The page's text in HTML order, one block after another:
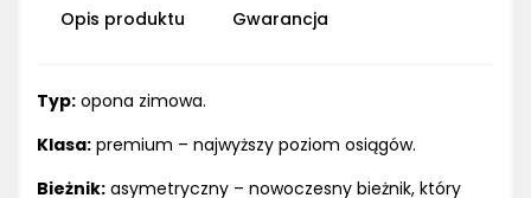
Opis produktu Gwarancja
Typ: opona zimowa.
Klasa: premium – najwyższy poziom osiągów.
Bieżnik: asymetryczny – nowoczesny bieżnik, który